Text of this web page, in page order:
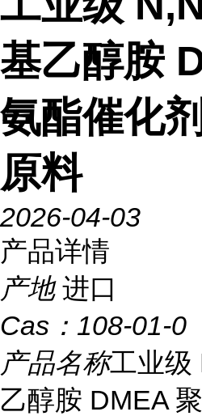
基乙醇胺
氨酯催化
原料
2026-04-03
产品详情
产地 进口
Cas： 108-01-0
产品名称工业级
乙醇胺 DMEA